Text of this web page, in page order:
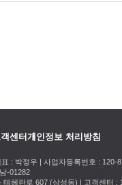
센터 개인정보 처리방침
: 박정우 | 사업자등록번호 : 120-
-01282
테헤란로 607 (삼성동) | 고객센터 :